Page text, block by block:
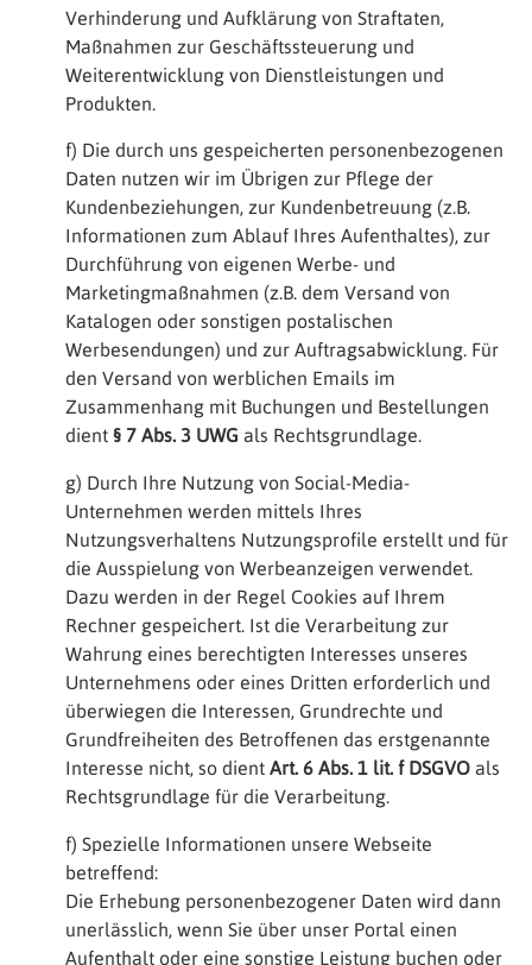
Verhinderung und Aufklärung von Straftaten,
Maßnahmen zur Geschäftssteuerung und
Weiterentwicklung von Dienstleistungen und
Produkten.
f) Die durch uns gespeicherten personenbezogenen
Daten nutzen wir im Übrigen zur Pflege der
Kundenbeziehungen, zur Kundenbetreuung (z.B.
Informationen zum Ablauf Ihres Aufenthaltes), zur
Durchführung von eigenen Werbe- und
Marketingmaßnahmen (z.B. dem Versand von
Katalogen oder sonstigen postalischen
Werbesendungen) und zur Auftragsabwicklung. Für
den Versand von werblichen Emails im
Zusammenhang mit Buchungen und Bestellungen
dient § 7 Abs. 3 UWG als Rechtsgrundlage.
g) Durch Ihre Nutzung von Social-Media-
Unternehmen werden mittels Ihres
Nutzungsverhaltens Nutzungsprofile erstellt und für
die Ausspielung von Werbeanzeigen verwendet.
Dazu werden in der Regel Cookies auf Ihrem
Rechner gespeichert. Ist die Verarbeitung zur
Wahrung eines berechtigten Interesses unseres
Unternehmens oder eines Dritten erforderlich und
überwiegen die Interessen, Grundrechte und
Grundfreiheiten des Betroffenen das erstgenannte
Interesse nicht, so dient Art. 6 Abs. 1 lit. f DSGVO als
Rechtsgrundlage für die Verarbeitung.
f) Spezielle Informationen unsere Webseite
betreffend:
Die Erhebung personenbezogener Daten wird dann
unerlässlich, wenn Sie über unser Portal einen
Aufenthalt oder eine sonstige Leistung buchen oder